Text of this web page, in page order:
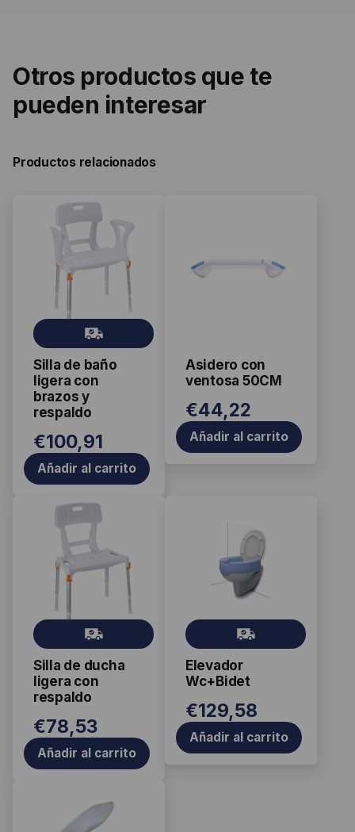
Otros productos que te
pueden interesar
Productos relacionados
Silla de baño
ligera con
brazos y
respaldo
Gr
ati
s
€100,91
Añadir al carrito
Asidero con
ventosa 50CM
€44,22
Añadir al carrito
Silla de ducha
ligera con
respaldo
Gr
ati
s
€78,53
Añadir al carrito
Elevador
Wc+Bidet
Gr
ati
s
€129,58
Añadir al carrito
producto